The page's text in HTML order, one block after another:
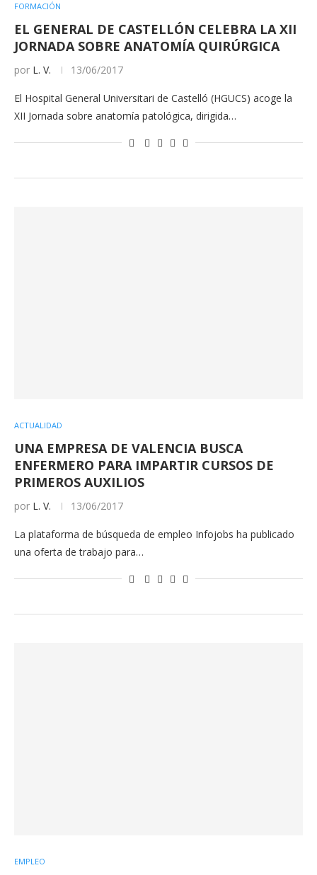
FORMACIÓN
EL GENERAL DE CASTELLÓN CELEBRA LA XII
JORNADA SOBRE ANATOMÍA QUIRÚRGICA
por L. V. 13/06/2017
El Hospital General Universitari de Castelló (HGUCS) acoge la
XII Jornada sobre anatomía patológica, dirigida…
ACTUALIDAD
UNA EMPRESA DE VALENCIA BUSCA
ENFERMERO PARA IMPARTIR CURSOS DE
PRIMEROS AUXILIOS
por L. V. 13/06/2017
La plataforma de búsqueda de empleo Infojobs ha publicado
una oferta de trabajo para…
EMPLEO